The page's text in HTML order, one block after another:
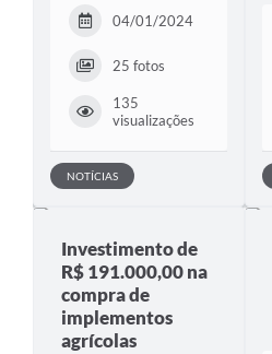
04/01/2024
25 fotos
135
visualizações
NOTÍCIAS
Investimento de
R$ 191.000,00 na
compra de
implementos
agrícolas